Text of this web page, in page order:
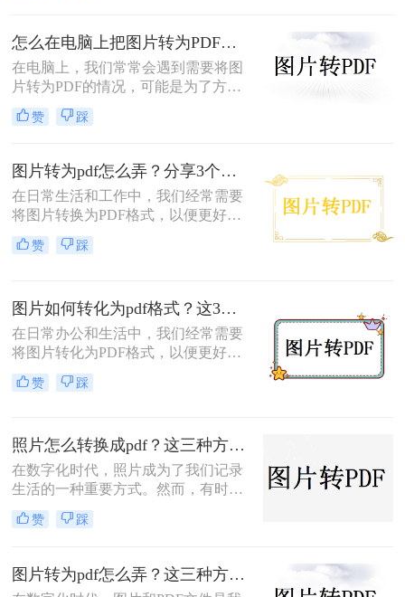
图片如何做成PDF呢？本文将介绍几
种常用的方法，帮助你轻松将图片制
作成PDF文件。
怎么在电脑上把图片转为PDF？这两种方法非常好用不要错过了！
在电脑上，我们常常会遇到需要将图
片转为PDF的情况，可能是为了方便
存储和分享，也有可能是为了打印需
要。无论是哪种情况，将图片转为
在电脑上把图片转为PDF呢？本文将
教您几种简便的方法，让您轻松实现
这一需求。
赞 踩
图片转为pdf怎么弄？分享3个实用又简单的方法！
在日常生活和工作中，我们经常需要
将图片转换为PDF格式，以便更好地
分享、打印或保存。PDF作为一种通
用的文件格式，具有跨平台、不易被
么弄呢？本文将介绍几种简单而实用
的方法，帮助你轻松将图片转换为
PDF。
赞 踩
图片如何转化为pdf格式？这3种简单的方法分享给你！
在日常办公和生活中，我们经常需要
将图片转化为PDF格式，以便更好地
分享、保存和打印。PDF格式因其跨
平台兼容性强、格式稳定且不易被篡
片转PDF方法，帮助你轻松实现图片
与PDF之间的转换。
赞 踩
照片怎么转换成pdf？这三种方法快来了解一下！
在数字化时代，照片成为了我们记录
生活的一种重要方式。然而，有时候
我们需要将照片转换成PDF格式，以
便更好地存档、分享或打印。那么，
详细介绍照片转换成PDF的方法和步
骤。
赞 踩
图片转为pdf怎么弄？这三种方法任你选择！